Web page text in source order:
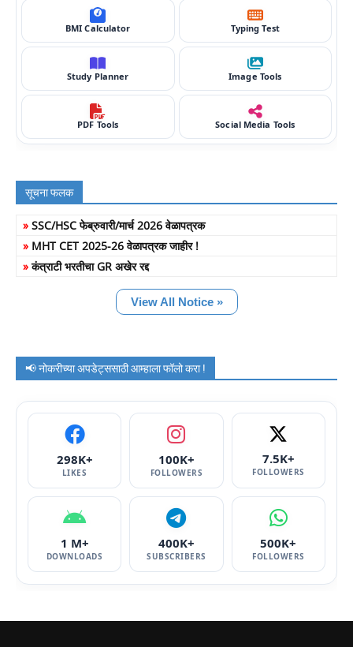
BMI Calculator Typing Test
Study Planner Image Tools
PDF Tools Social Media Tools
सूचना फलक
» SSC/HSC फेब्रुवारी/मार्च 2026 वेळापत्रक
» MHT CET 2025-26 वेळापत्रक जाहीर !
»कंत्राटी भरतीचा GR अखेर रद्द
View All Notice »
📢 नोकरीच्या अपडेट्ससाठी आम्हाला फॉलो करा !
298K+
LIKES
100K+
FOLLOWERS
7.5K+
FOLLOWERS
1 M+
DOWNLOADS
400K+
SUBSCRIBERS
500K+
FOLLOWERS